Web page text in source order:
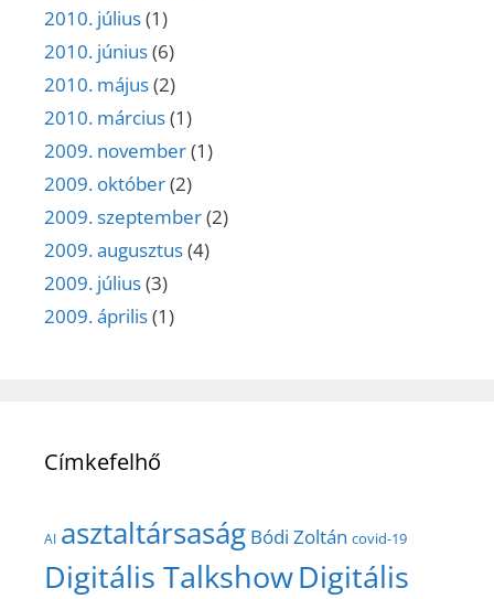
2010. július(1)
2010. június(6)
2010. május(2)
2010. március(1)
2009. november(1)
2009. október(2)
2009. szeptember(2)
2009. augusztus(4)
2009. július(3)
2009. április(1)
Címkefelhő
AI asztaltársaság Bódi Zoltán covid-19
Digitális TalkshowDigitális